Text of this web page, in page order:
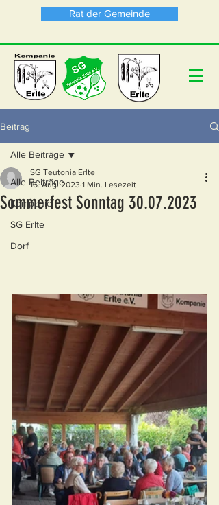
Rat der Gemeinde
Beitrag
Alle Beiträge
Kompanie
SG Erlte
Dorf
Alle Beiträge
Sommerfest Sonntag 30.07.2023
SG Teutonia Erlte
16. Aug. 2023 1 Min. Lesezeit